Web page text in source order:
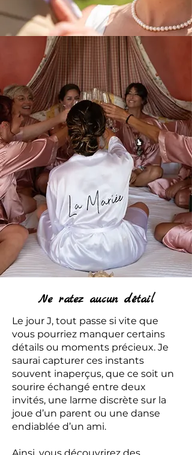
Ne ratez aucun détail
Le jour J, tout passe si vite que
vous pourriez manquer certains
détails ou moments précieux. Je
saurai capturer ces instants
souvent inaperçus, que ce soit un
sourire échangé entre deux
invités, une larme discrète sur la
joue d’un parent ou une danse
endiablée d’un ami.